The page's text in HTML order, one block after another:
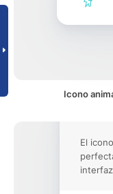
Icono
El